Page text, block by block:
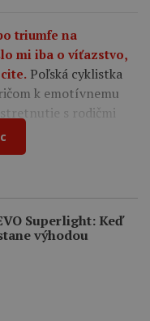
triumfe na
mi iba o víťazstvo,
Poľská cyklistka
k emotívnemu
s rodičmi
Superlight: Keď
výhodou